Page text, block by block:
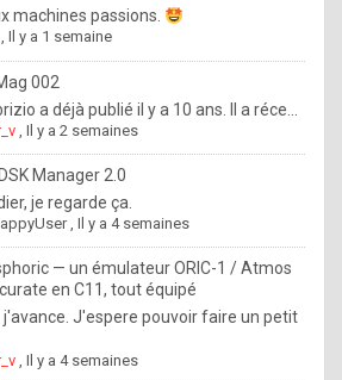
b
y
o
l
e
x
.
I
f
y
machines passions.
,Il y a 1 semaine
002
a déjà publié il y a 10 ans. Il a réce...
,Il y a 2 semaines
Manager 2.0
je regarde ça.
,Il y a 4 semaines
— un émulateur ORIC-1 / Atmos
en C11, tout équipé
j'avance. J'espere pouvoir faire un petit
,Il y a 4 semaines